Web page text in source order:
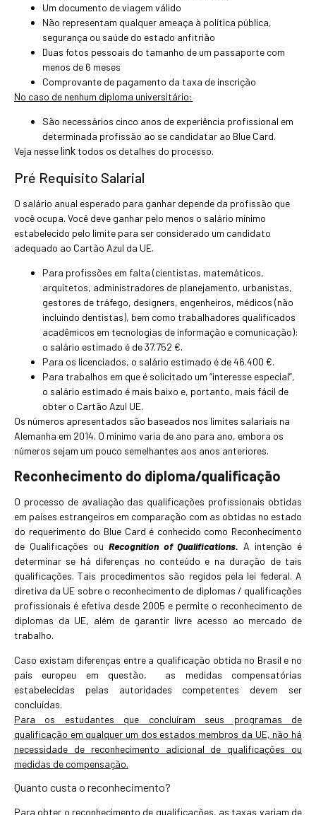
Um documento de viagem válido
Não representam qualquer ameaça à política pública,
segurança ou saúde do estado anfitrião
Duas fotos pessoais do tamanho de um passaporte com
menos de 6 meses
Comprovante de pagamento da taxa de inscrição
No caso de nenhum diploma universitário:
São necessários cinco anos de experiência profissional em
determinada profissão ao se candidatar ao Blue Card.
Veja nesse link todos os detalhes do processo.
Pré Requisito Salarial
O salário anual esperado para ganhar depende da profissão que
você ocupa. Você deve ganhar pelo menos o salário mínimo
estabelecido pelo limite para ser considerado um candidato
adequado ao Cartão Azul da UE.
Para profissões em falta (cientistas, matemáticos,
arquitetos, administradores de planejamento, urbanistas,
gestores de tráfego, designers, engenheiros, médicos (não
incluindo dentistas), bem como trabalhadores qualificados
acadêmicos em tecnologias de informação e comunicação):
o salário estimado é de 37.752 €.
Para os licenciados, o salário estimado é de 46.400 €.
Para trabalhos em que é solicitado um “interesse especial”,
o salário estimado é mais baixo e, portanto, mais fácil de
obter o Cartão Azul UE.
Os números apresentados são baseados nos limites salariais na
Alemanha em 2014. O mínimo varia de ano para ano, embora os
números sejam um pouco semelhantes aos anos anteriores.
Reconhecimento do diploma/qualificação
O processo de avaliação das qualificações profissionais obtidas
em países estrangeiros em comparação com as obtidas no estado
do requerimento do Blue Card é conhecido como Reconhecimento
de Qualificações ou Recognition of Qualifications. A intenção é
determinar se há diferenças no conteúdo e na duração de tais
qualificações. Tais procedimentos são regidos pela lei federal. A
diretiva da UE sobre o reconhecimento de diplomas / qualificações
profissionais é efetiva desde 2005 e permite o reconhecimento de
diplomas da UE, além de garantir livre acesso ao mercado de
trabalho.
Caso existam diferenças entre a qualificação obtida no Brasil e no
país europeu em questão, as medidas compensatórias
estabelecidas pelas autoridades competentes devem ser
concluídas.
Para os estudantes que concluíram seus programas de
qualificação em qualquer um dos estados membros da UE, não há
necessidade de reconhecimento adicional de qualificações ou
medidas de compensação.
Quanto custa o reconhecimento?
Para obter o reconhecimento de qualificações, as taxas variam de